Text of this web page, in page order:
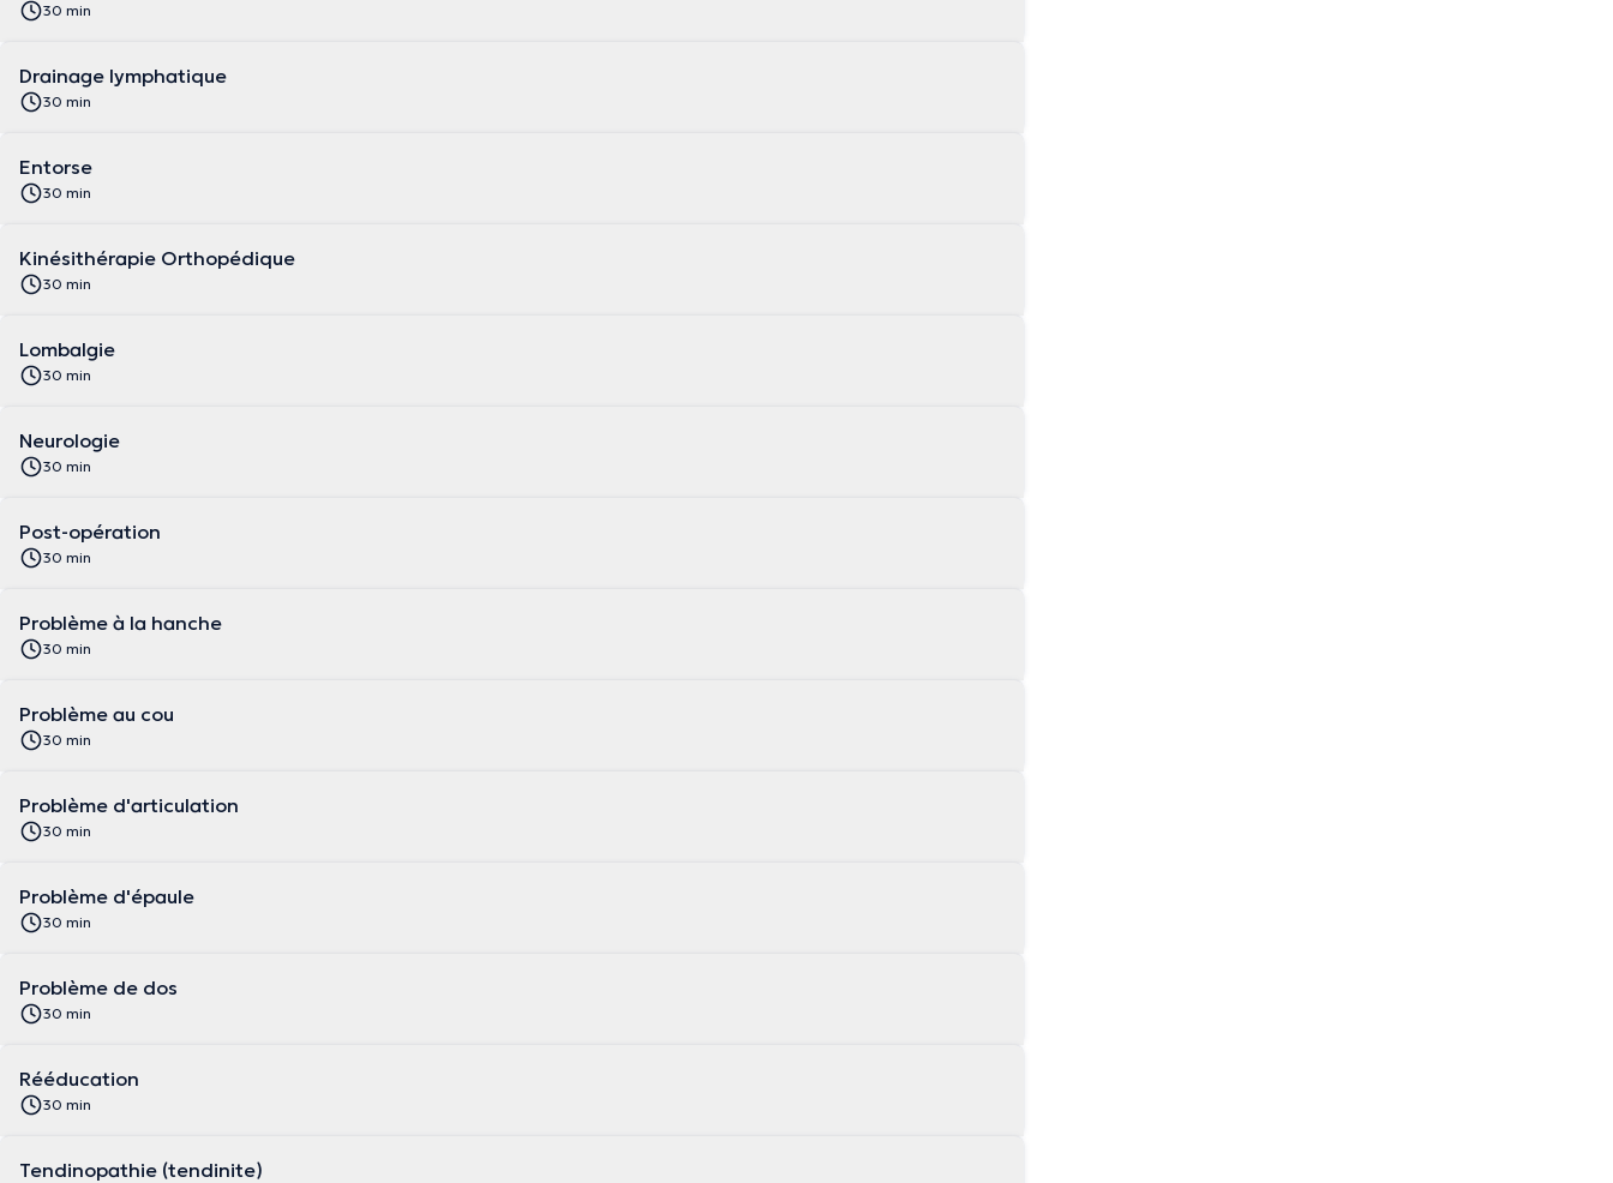
30 min
Drainage lymphatique
30 min
Entorse
30 min
Kinésithérapie Orthopédique
30 min
Lombalgie
30 min
Neurologie
30 min
Post-opération
30 min
Problème à la hanche
30 min
Problème au cou
30 min
Problème d'articulation
30 min
Problème d'épaule
30 min
Problème de dos
30 min
Rééducation
30 min
Tendinopathie (tendinite)